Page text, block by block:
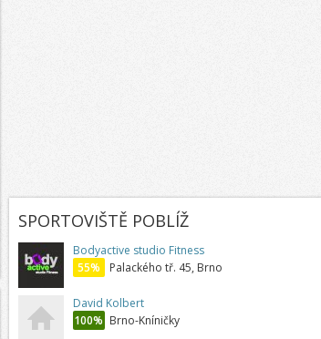
SPORTOVIŠTĚ POBLÍŽ
Bodyactive studio Fitness
55%
Palackého tř. 45, Brno
David Kolbert
100% Brno-Kníničky